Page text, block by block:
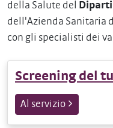
della Salute del
dell'Azienda Sanitaria
con gli specialisti dei
Screening del
Al servizio